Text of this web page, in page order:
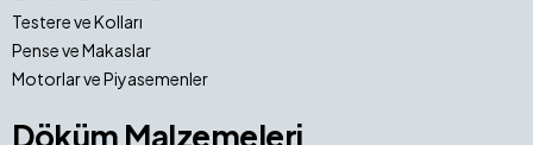
Testere ve Kolları
Pense ve Makaslar
Motorlar ve Piyasemenler
Döküm Malzemeleri